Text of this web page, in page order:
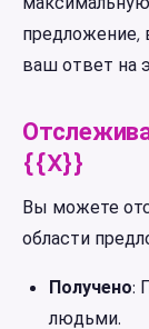
предложение,
ваш ответ на
{{X}}
Вы можете
области
Получено:
людьми.